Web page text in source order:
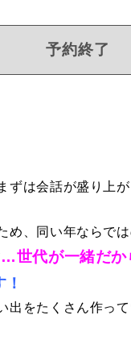
予約終了
は会話が盛り上
、同い年ならで
…世代が一緒だか
出をたくさん作